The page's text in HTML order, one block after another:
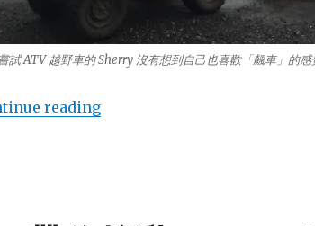
試 ATV 越野車的 Sherry 沒有想到自己也喜歡「飆車」的感
reading“大玩 ATV、衝浪、浮淺，來趟